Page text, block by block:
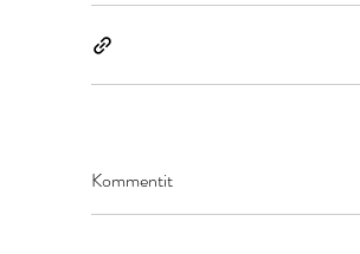
Kommentit